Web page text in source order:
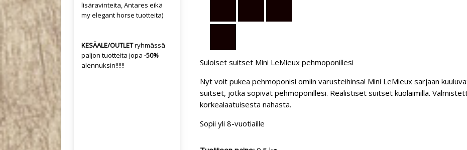
Suloiset suitset Mini LeMieux pehmoponillesi
Nyt voit pukea pehmoponisi omiin varusteihinsa! Mini LeMieux sarjaan
suitset, jotka sopivat pehmoponillesi. Realistiset suitset kuolaimilla.
korkealaatuisesta nahasta.
Sopii yli 8-vuotiaille
lisäravinteita, Antares eikä
my elegant horse tuotteita)
KESÄALE/OUTLETryhmässä
paljon tuotteita jopa -50%
alennuksin!!!!!!